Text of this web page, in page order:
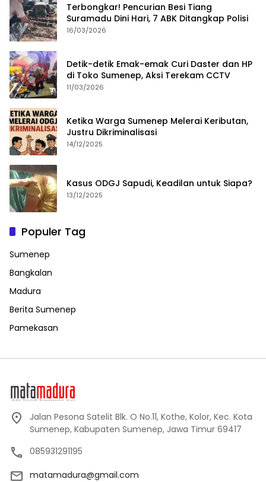
Terbongkar! Pencurian Besi Tiang
Suramadu Dini Hari, 7 ABK Ditangkap Polisi
16/03/2026
Detik-detik Emak-emak Curi Daster dan HP
di Toko Sumenep, Aksi Terekam CCTV
11/03/2026
Ketika Warga Sumenep Melerai Keributan,
Justru Dikriminalisasi
14/12/2025
Kasus ODGJ Sapudi, Keadilan untuk Siapa?
13/12/2025
Populer Tag
Sumenep
Bangkalan
Madura
Berita Sumenep
Pamekasan
Jalan Pesona Satelit Blk. O No.11, Kothe, Kolor, Kec. Kota
Sumenep, Kabupaten Sumenep, Jawa Timur 69417
085931291195
matamadura@gmail.com